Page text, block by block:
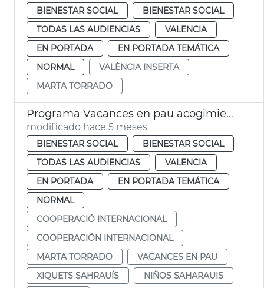
BIENESTAR SOCIAL
BIENESTAR SOCIAL
TODAS LAS AUDIENCIAS
VALENCIA
EN PORTADA
EN PORTADA TEMÁTICA
NORMAL
VALÈNCIA INSERTA
MARTA TORRADO
Programa Vacances en pau acogimiento niños saharauis
modificado hace 5 meses
BIENESTAR SOCIAL
BIENESTAR SOCIAL
TODAS LAS AUDIENCIAS
VALENCIA
EN PORTADA
EN PORTADA TEMÁTICA
NORMAL
COOPERACIÓ INTERNACIONAL
COOPERACIÓN INTERNACIONAL
MARTA TORRADO
VACANCES EN PAU
XIQUETS SAHRAUÍS
NIÑOS SAHARAUIS